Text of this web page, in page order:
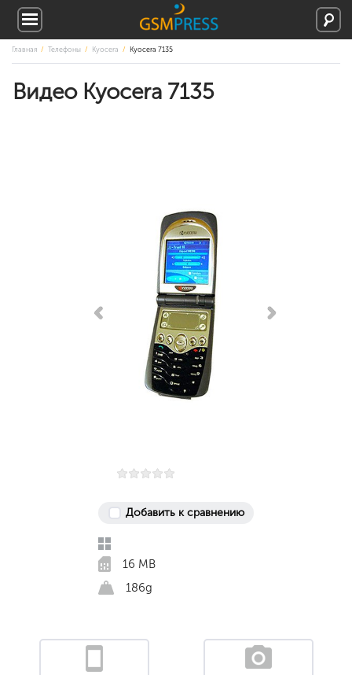
Главная Телефоны Kyocera Kyocera 7135
Видео Kyocera 7135
Добавить к сравнению
16 MB
186g